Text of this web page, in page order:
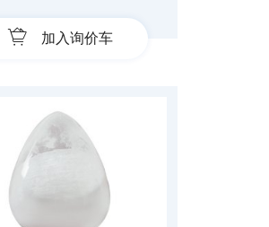
加入询价车